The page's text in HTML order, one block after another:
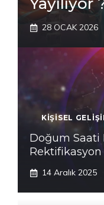
28 OCAK 2026
KIŞISEL
Doğum Saati
14 Aralık 2025